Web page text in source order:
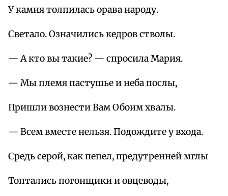
У камня толпилась орава народу.
Светало. Означились кедров стволы.
— А кто вы такие? — спросила Мария.
— Мы племя пастушье и неба послы,
Пришли вознести Вам Обоим хвалы.
— Всем вместе нельзя. Подождите у входа.
Средь серой, как пепел, предутренней мглы
Топтались погонщики и овцеводы,